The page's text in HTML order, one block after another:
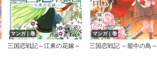
マンガ｜巻
三国恋戦記～江東の花嫁～
マンガ｜巻
三国恋戦記 ～籠中の鳥～